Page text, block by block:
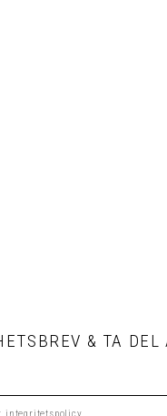
& TA
integritetspolicy.